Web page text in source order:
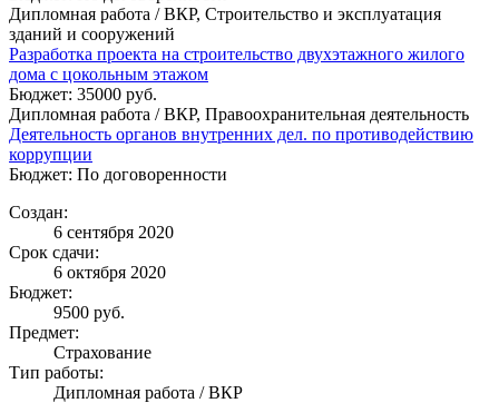
Дипломная работа / ВКР, Строительство и эксплуатация
зданий и сооружений
Разработка проекта на строительство двухэтажного жилого
дома с цокольным этажом
Бюджет: 35000 руб.
Дипломная работа / ВКР, Правоохранительная деятельность
Деятельность органов внутренних дел. по противодействию
коррупции
Бюджет: По договоренности
Создан:
6 сентября 2020
Срок сдачи:
6 октября 2020
Бюджет:
9500 руб.
Предмет:
Страхование
Тип работы:
Дипломная работа / ВКР